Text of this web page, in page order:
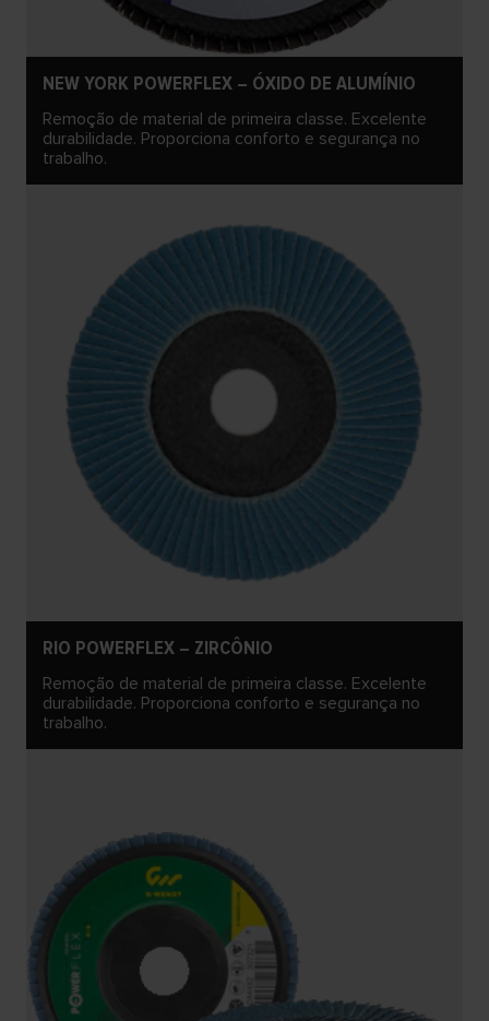
NEW YORK POWERFLEX – ÓXIDO DE ALUMÍNIO
Remoção de material de primeira classe. Excelente
durabilidade. Proporciona conforto e segurança no
trabalho.
RIO POWERFLEX – ZIRCÔNIO
Remoção de material de primeira classe. Excelente
durabilidade. Proporciona conforto e segurança no
trabalho.